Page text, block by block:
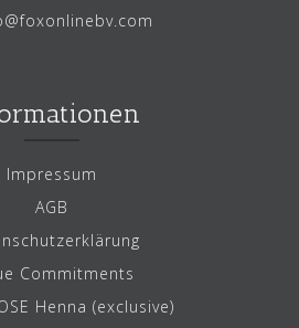
Impressum
AGB
Commitments
Henna (exclusive)